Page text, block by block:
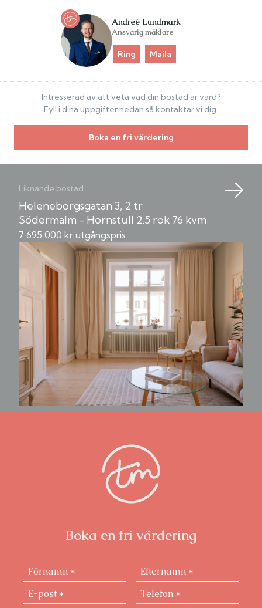
renoveringarna bakom sig.
Andreé Lundmark
Ansvarig mäklare
Ring Maila
Intresserad av att veta vad din bostad är värd?
Fyll i dina uppgifter nedan så kontaktar vi dig.
Boka en fri värdering
Liknande bostad
Heleneborgsgatan 3, 2 tr
Södermalm - Hornstull 2.5 rok 76 kvm
7 695 000 kr utgångspris
Boka en fri värdering